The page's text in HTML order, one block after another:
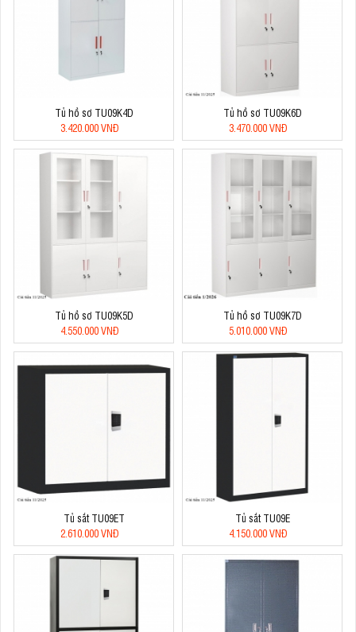
Tủ hồ sơ TU09K4D
3.420.000 VNĐ
Tủ hồ sơ TU09K6D
3.470.000 VNĐ
Tủ hồ sơ TU09K5D
4.550.000 VNĐ
Tủ hồ sơ TU09K7D
5.010.000 VNĐ
Tủ sắt TU09ET
2.610.000 VNĐ
Tủ sắt TU09E
4.150.000 VNĐ